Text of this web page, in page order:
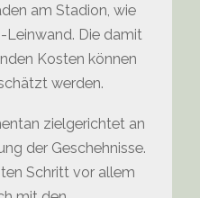
am Stadion, wie
Leinwand. Die damit
Kosten können
werden.
zielgerichtet an
der Geschehnisse.
Schritt vor allem